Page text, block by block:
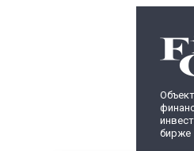
бирже